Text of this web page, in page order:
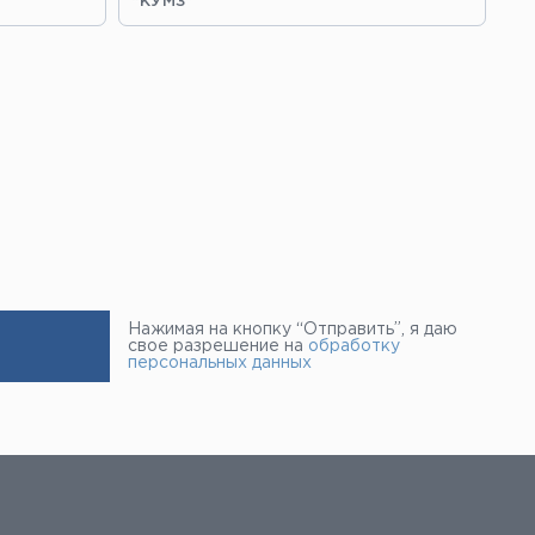
Нажимая на кнопку “Отправить”, я даю
свое разрешение на обработку
персональных данных